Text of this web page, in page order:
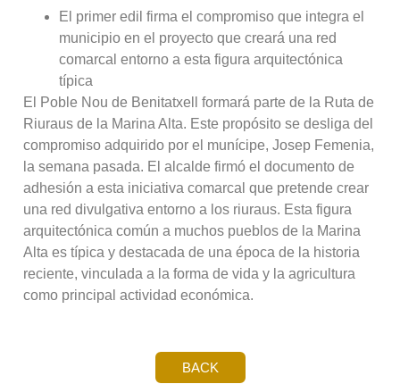
El primer edil firma el compromiso que integra el
municipio en el proyecto que creará una red
comarcal entorno a esta figura arquitectónica
típica
El Poble Nou de Benitatxell formará parte de la Ruta de
Riuraus de la Marina Alta. Este propósito se desliga del
compromiso adquirido por el munícipe, Josep Femenia,
la semana pasada. El alcalde firmó el documento de
adhesión a esta iniciativa comarcal que pretende crear
una red divulgativa entorno a los riuraus. Esta figura
arquitectónica común a muchos pueblos de la Marina
Alta es típica y destacada de una época de la historia
reciente, vinculada a la forma de vida y la agricultura
como principal actividad económica.
BACK